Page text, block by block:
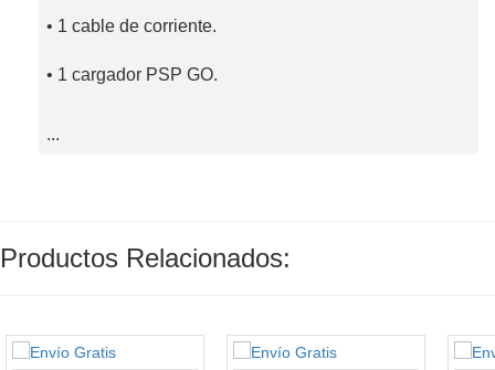
• 1 cable de corriente.
• 1 cargador PSP GO.
...
Productos Relacionados: